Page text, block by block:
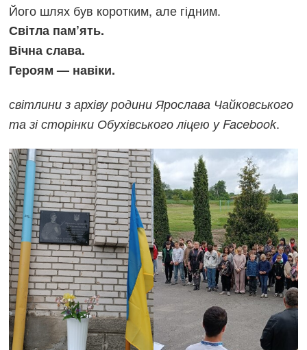
Його шлях був коротким, але гідним.
Світла пам’ять.
Вічна слава.
Героям — навіки.
світлини з архіву родини Ярослава Чайковського
та зі сторінки Обухівського ліцею у Facebook.